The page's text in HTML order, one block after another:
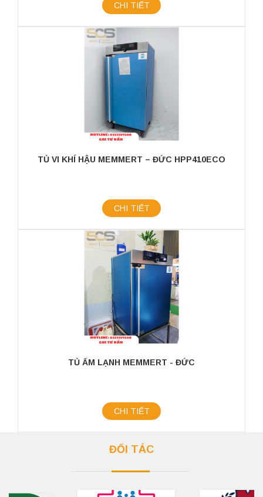
CHI TIẾT
TỦ VI KHÍ HẬU MEMMERT – ĐỨC HPP410ECO
CHI TIẾT
TỦ ẤM LẠNH MEMMERT - ĐỨC
CHI TIẾT
ĐỐI TÁC